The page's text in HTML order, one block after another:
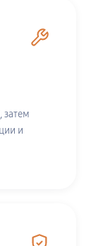
затем
и